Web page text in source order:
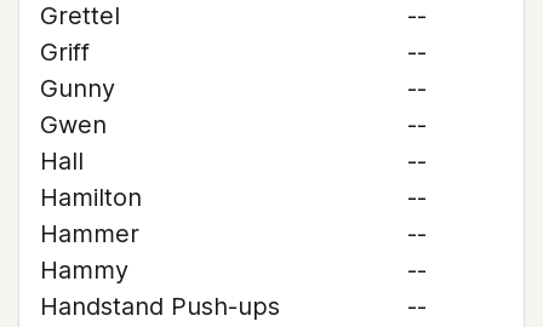
Grettel
--
Griff
--
Gunny
--
Gwen
--
Hall
--
Hamilton
--
Hammer
--
Hammy
--
Handstand Push-ups
--